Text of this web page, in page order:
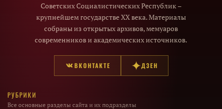
Советских Социалистических Республик –
крупнейшем государстве XX века. Материалы
собраны из открытых архивов, мемуаров
современников и академических источников.
ВКОНТАКТЕ ДЗЕН
РУБРИКИ
Все основные разделы сайта и их подразделы